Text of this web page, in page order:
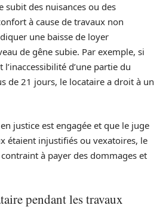
subit des nuisances ou des
à cause de travaux non
une baisse de loyer
de gêne subie. Par exemple, si
d’une partie du
de 21 jours, le locataire a droit à un
justice est engagée et que le juge
étaient injustifiés ou vexatoires, le
à payer des dommages et
pendant les travaux